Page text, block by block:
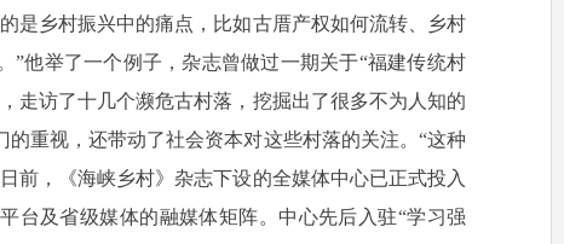
是乡村振兴中的痛点，比如古厝产权如何流转、乡村
”他举了一个例子，杂志曾做过一期关于“福建传统村
走访了十几个濒危古村落，挖掘出了很多不为人知的
重视，还带动了社会资本对这些村落的关注。“这种
前，《海峡乡村》杂志下设的全媒体中心已正式投入
台及省级媒体的融媒体矩阵。中心先后入驻“学习强